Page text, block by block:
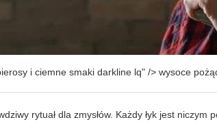
i ciemne smaki darkline lq" /> wysoce
rytuał dla zmysłów. Każdy łyk jest niczym